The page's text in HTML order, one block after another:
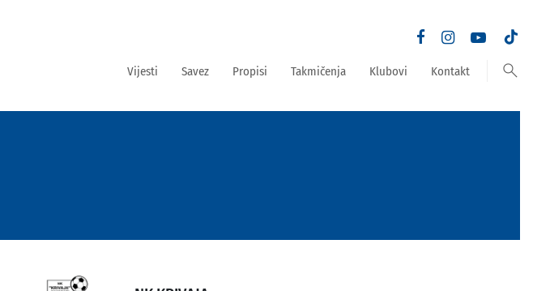
Vijesti Savez Propisi Takmičenja Klubovi Kontakt search